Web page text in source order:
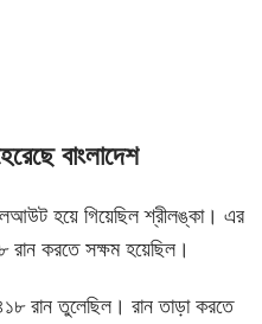
বাংলাদেশ
হয়ে গিয়েছিল শ্রীলঙ্কা। এর
রান করতে সক্ষম হয়েছিল।
রান তুলেছিল। রান তাড়া করতে